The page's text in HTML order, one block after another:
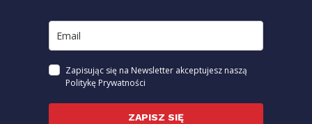
Zapisując się na Newsletter akceptujesz naszą
Politykę Prywatności
ZAPISZ SIĘ